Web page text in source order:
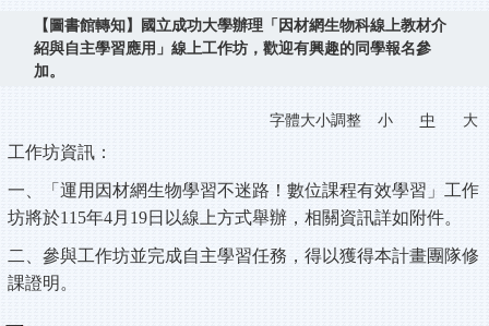
【圖書館轉知】國立成功大學辦理「因材網生物科線上教材介
紹與自主學習應用」線上工作坊，歡迎有興趣的同學報名參
加。
字體大小調整 小 中 大
工作坊資訊：
一、「運用因材網生物學習不迷路！數位課程有效學習」工作
坊將於115年4月19日以線上方式舉辦，相關資訊詳如附件。
二、參與工作坊並完成自主學習任務，得以獲得本計畫團隊修
課證明。